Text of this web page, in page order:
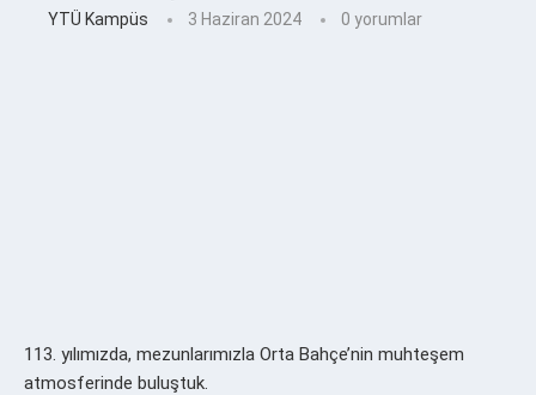
YTÜ Kampüs 3 Haziran 2024 0 yorumlar
113. yılımızda, mezunlarımızla Orta Bahçe’nin muhteşem
atmosferinde buluştuk.